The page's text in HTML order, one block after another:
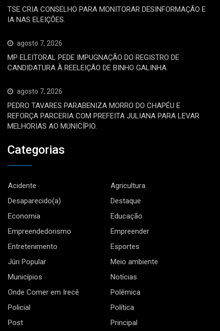
TSE CRIA CONSELHO PARA MONITORAR DESINFORMAÇÃO E
IA NAS ELEIÇÕES.
agosto 7, 2026
MP ELEITORAL PEDE IMPUGNAÇÃO DO REGISTRO DE
CANDIDATURA À REELEIÇÃO DE BINHO GALINHA.
agosto 7, 2026
PEDRO TAVARES PARABENIZA MORRO DO CHAPÉU E
REFORÇA PARCERIA COM PREFEITA JULIANA PARA LEVAR
MELHORIAS AO MUNICÍPIO.
Categorias
Acidente
Agricultura
Desaparecido(a)
Destaque
Economia
Educação
Empreendedorismo
Empreender
Entretenimento
Esportes
Júri Popular
Meio ambiente
Municípios
Notícias
Onde Comer em Irecê
Polêmica
Policial
Política
Post
Principal